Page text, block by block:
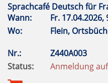
Sprachcafé Deutsch für
Wann:
Fr. 17.04.2026,
Wo:
Flein,
Nr.:
Z440A003
Status:
Anmeldung